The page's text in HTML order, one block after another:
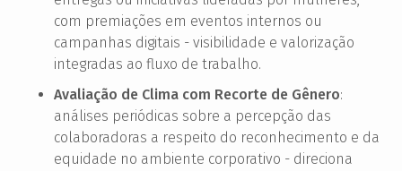
com premiações em eventos internos ou
campanhas digitais - visibilidade e valorização
integradas ao fluxo de trabalho.
Avaliação de Clima com Recorte de Gênero:
análises periódicas sobre a percepção das
colaboradoras a respeito do reconhecimento e da
equidade no ambiente corporativo - direciona